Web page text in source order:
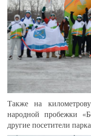
Также на
народной пробежки
другие посетители